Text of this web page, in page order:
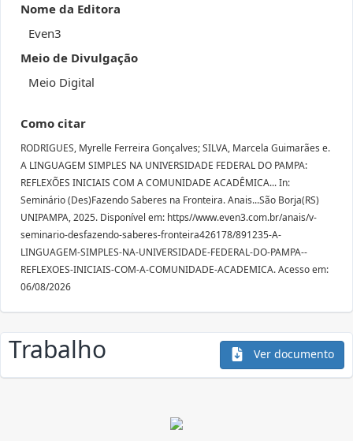
Nome da Editora
Even3
Meio de Divulgação
Meio Digital
Como citar
RODRIGUES, Myrelle Ferreira Gonçalves; SILVA, Marcela Guimarães e.
A LINGUAGEM SIMPLES NA UNIVERSIDADE FEDERAL DO PAMPA:
REFLEXÕES INICIAIS COM A COMUNIDADE ACADÊMICA... In:
Seminário (Des)Fazendo Saberes na Fronteira. Anais...São Borja(RS)
UNIPAMPA, 2025. Disponível em: https//www.even3.com.br/anais/v-
seminario-desfazendo-saberes-fronteira426178/891235-A-
LINGUAGEM-SIMPLES-NA-UNIVERSIDADE-FEDERAL-DO-PAMPA--
REFLEXOES-INICIAIS-COM-A-COMUNIDADE-ACADEMICA. Acesso em:
06/08/2026
Trabalho Ver documento